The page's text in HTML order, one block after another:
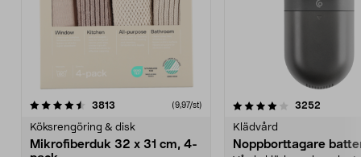
3813 (9,97/st)
Köksrengöring & disk
Mikrofiberduk 32 x 31 cm, 4-
4.0av 5 stjärnor 3252
Klädvård
Noppborttagare
4.5av 5 stjärnor